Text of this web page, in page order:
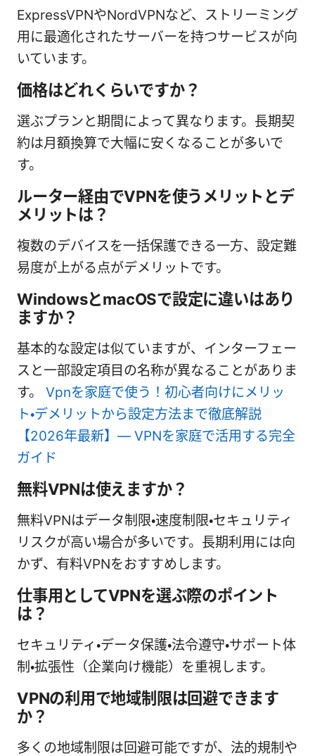
ExpressVPNやNordVPNなど、ストリーミング
用に最適化されたサーバーを持つサービスが向
いています。
価格はどれくらいですか？
選ぶプランと期間によって異なります。長期契
約は月額換算で大幅に安くなることが多いで
す。
ルーター経由でVPNを使うメリットとデ
メリットは？
複数のデバイスを一括保護できる一方、設定難
易度が上がる点がデメリットです。
WindowsとmacOSで設定に違いはあり
ますか？
基本的な設定は似ていますが、インターフェー
スと一部設定項目の名称が異なることがありま
す。 Vpnを家庭で使う！初心者向けにメリッ
ト・デメリットから設定方法まで徹底解説
【2026年最新】— VPNを家庭で活用する完全
ガイド
無料VPNは使えますか？
無料VPNはデータ制限・速度制限・セキュリティ
リスクが高い場合が多いです。長期利用には向
かず、有料VPNをおすすめします。
仕事用としてVPNを選ぶ際のポイント
は？
セキュリティ・データ保護・法令遵守・サポート体
制・拡張性（企業向け機能）を重視します。
VPNの利用で地域制限は回避できます
か？
多くの地域制限は回避可能ですが、法的規制や